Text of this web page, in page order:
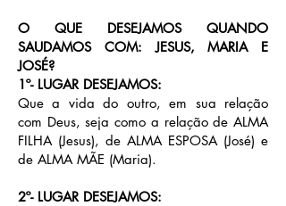
O QUE DESEJAMOS QUANDO
SAUDAMOS COM: JESUS, MARIA E
JOSÉ?
1º- LUGAR DESEJAMOS:
Que a vida do outro, em sua relação
com Deus, seja como a relação de ALMA
FILHA (Jesus), de ALMA ESPOSA (José) e
de ALMA MÃE (Maria).
2º- LUGAR DESEJAMOS: